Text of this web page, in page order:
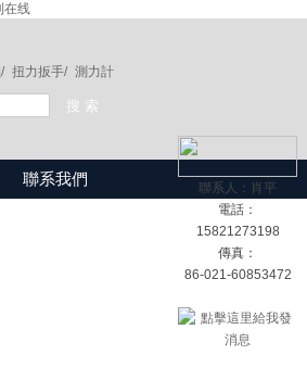
在线
測力計
扭力扳手/
聯系我們
聯系人：肖平
電話：
15821273198
傳真：
86-021-60853472